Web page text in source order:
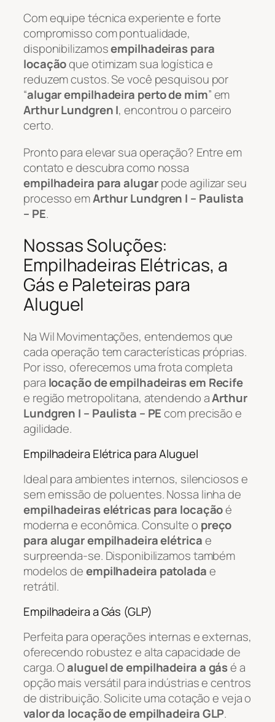
Com equipe técnica experiente e forte
compromisso com pontualidade,
disponibilizamosempilhadeiras para
locaçãoque otimizam sua logística e
reduzem custos. Se você pesquisou por
“alugar empilhadeira perto de mim” em
Arthur Lundgren I, encontrou o parceiro
certo.
Pronto para elevar sua operação? Entre em
contato e descubra como nossa
empilhadeira para alugarpode agilizar seu
processo emArthur Lundgren I – Paulista
– PE.
Nossas Soluções:
Empilhadeiras Elétricas, a
Gás e Paleteiras para
Aluguel
Na Wil Movimentações, entendemos que
cada operação tem características próprias.
Por isso, oferecemos uma frota completa
para locação de empilhadeiras em Recife
e região metropolitana, atendendo aArthur
Lundgren I – Paulista – PEcom precisão e
agilidade.
Empilhadeira Elétrica para Aluguel
Ideal para ambientes internos, silenciosos e
sem emissão de poluentes. Nossa linha de
empilhadeiras elétricas para locaçãoé
moderna e econômica. Consulte o preço
para alugar empilhadeira elétricae
surpreenda-se. Disponibilizamos também
modelos deempilhadeira patoladae
retrátil.
Empilhadeira a Gás (GLP)
Perfeita para operações internas e externas,
oferecendo robustez e alta capacidade de
carga. Oaluguel de empilhadeira a gásé a
opção mais versátil para indústrias e centros
de distribuição. Solicite uma cotação e veja o
valor da locação de empilhadeira GLP.